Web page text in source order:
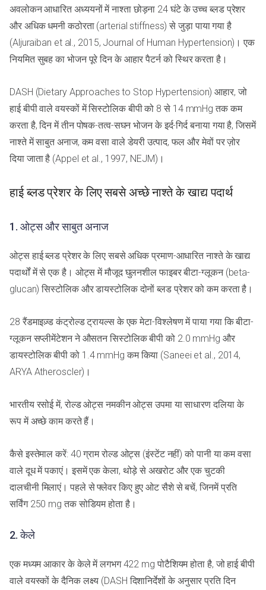
अवलोकन आधारित अध्ययनों में नाश्ता छोड़ना 24 घंटे के उच्च ब्लड प्रेशर
और अधिक धमनी कठोरता (arterial stiffness) से जुड़ा पाया गया है
(Aljuraiban et al., 2015, Journal of Human Hypertension)। एक
नियमित सुबह का भोजन पूरे दिन के आहार पैटर्न को स्थिर करता है।
DASH (Dietary Approaches to Stop Hypertension) आहार, जो
हाई बीपी वाले वयस्कों में सिस्टोलिक बीपी को 8 से 14 mmHg तक कम
करता है, दिन में तीन पोषक-तत्व-सघन भोजन के इर्द-गिर्द बनाया गया है, जिसमें
नाश्ते में साबुत अनाज, कम वसा वाले डेयरी उत्पाद, फल और मेवों पर ज़ोर
दिया जाता है (Appel et al., 1997, NEJM)।
हाई ब्लड प्रेशर के लिए सबसे अच्छे नाश्ते के खाद्य पदार्थ
1. ओट्स और साबुत अनाज
ओट्स हाई ब्लड प्रेशर के लिए सबसे अधिक प्रमाण-आधारित नाश्ते के खाद्य
पदार्थों में से एक है। ओट्स में मौजूद घुलनशील फाइबर बीटा-ग्लूकन (beta-
glucan) सिस्टोलिक और डायस्टोलिक दोनों ब्लड प्रेशर को कम करता है।
28 रैंडमाइज़्ड कंट्रोल्ड ट्रायल्स के एक मेटा-विश्लेषण में पाया गया कि बीटा-
ग्लूकन सप्लीमेंटेशन ने औसतन सिस्टोलिक बीपी को 2.0 mmHg और
डायस्टोलिक बीपी को 1.4 mmHg कम किया (Saneei et al., 2014,
ARYA Atheroscler)।
भारतीय रसोई में, रोल्ड ओट्स नमकीन ओट्स उपमा या साधारण दलिया के
रूप में अच्छे काम करते हैं।
कैसे इस्तेमाल करें: 40 ग्राम रोल्ड ओट्स (इंस्टेंट नहीं) को पानी या कम वसा
वाले दूध में पकाएं। इसमें एक केला, थोड़े से अखरोट और एक चुटकी
दालचीनी मिलाएं। पहले से फ्लेवर किए हुए ओट सैशे से बचें, जिनमें प्रति
सर्विंग 250 mg तक सोडियम होता है।
2. केले
एक मध्यम आकार के केले में लगभग 422 mg पोटैशियम होता है, जो हाई बीपी
वाले वयस्कों के दैनिक लक्ष्य (DASH दिशानिर्देशों के अनुसार प्रति दिन